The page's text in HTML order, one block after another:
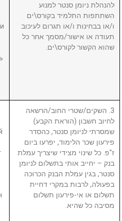
להנהלת ניומן סנטר למנוע
השתתפות התלמיד בקורס\ים
ו/או בבחינות ו/או תגרום לעיכוב
תעודה או אישור/מסמך אחר כל
שהוא הקשור לקורס\ים.
3. השקים/שטרי החוב/הרשאה
לחיוב חשבון (הוראת הקבע)
שמסרתי לניומן סנטר, כהסדר
פירעון שכר הלימוד, יפרעו ביום
ז"פ. כל שינוי מצידי שיצריך עמלת
בנק – יחייב אותי בתשלום לניומן
סנטר, בגין עמלת הבנק הכרוכה
בפעולה, לרבות במקרי דחיית
תשלום או אי-פירעון תשלום
מסיבה כל שהיא.